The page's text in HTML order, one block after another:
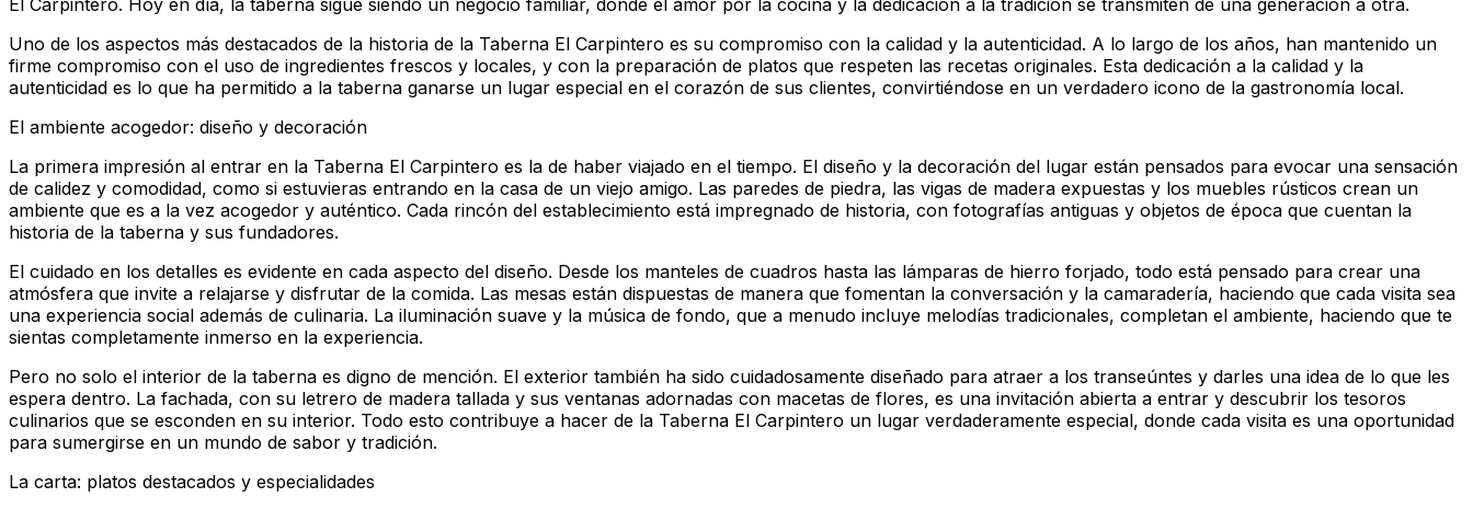
El Carpintero. Hoy en día, la taberna sigue siendo un negocio familiar, donde el amor por la cocina y la dedicación a la tradición se transmiten de una generación a otra.
Uno de los aspectos más destacados de la historia de la Taberna El Carpintero es su compromiso con la calidad y la autenticidad. A lo largo de los años, han mantenido un
firme compromiso con el uso de ingredientes frescos y locales, y con la preparación de platos que respeten las recetas originales. Esta dedicación a la calidad y la
autenticidad es lo que ha permitido a la taberna ganarse un lugar especial en el corazón de sus clientes, convirtiéndose en un verdadero icono de la gastronomía local.
El ambiente acogedor: diseño y decoración
La primera impresión al entrar en la Taberna El Carpintero es la de haber viajado en el tiempo. El diseño y la decoración del lugar están pensados para evocar una sensación
de calidez y comodidad, como si estuvieras entrando en la casa de un viejo amigo. Las paredes de piedra, las vigas de madera expuestas y los muebles rústicos crean un
ambiente que es a la vez acogedor y auténtico. Cada rincón del establecimiento está impregnado de historia, con fotografías antiguas y objetos de época que cuentan la
historia de la taberna y sus fundadores.
El cuidado en los detalles es evidente en cada aspecto del diseño. Desde los manteles de cuadros hasta las lámparas de hierro forjado, todo está pensado para crear una
atmósfera que invite a relajarse y disfrutar de la comida. Las mesas están dispuestas de manera que fomentan la conversación y la camaradería, haciendo que cada visita sea
una experiencia social además de culinaria. La iluminación suave y la música de fondo, que a menudo incluye melodías tradicionales, completan el ambiente, haciendo que te
sientas completamente inmerso en la experiencia.
Pero no solo el interior de la taberna es digno de mención. El exterior también ha sido cuidadosamente diseñado para atraer a los transeúntes y darles una idea de lo que les
espera dentro. La fachada, con su letrero de madera tallada y sus ventanas adornadas con macetas de flores, es una invitación abierta a entrar y descubrir los tesoros
culinarios que se esconden en su interior. Todo esto contribuye a hacer de la Taberna El Carpintero un lugar verdaderamente especial, donde cada visita es una oportunidad
para sumergirse en un mundo de sabor y tradición.
La carta: platos destacados y especialidades